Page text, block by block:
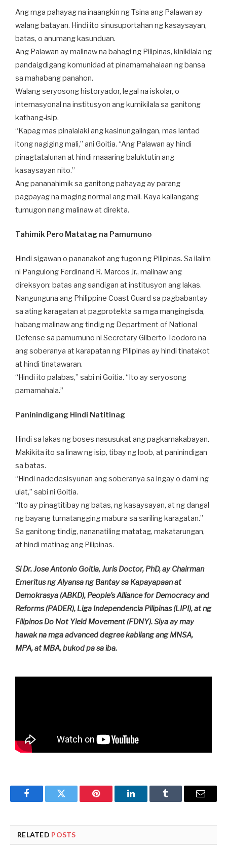
Ang mga pahayag na inaangkin ng Tsina ang Palawan ay
walang batayan. Hindi ito sinusuportahan ng kasaysayan,
batas, o anumang kasunduan.
Ang Palawan ay malinaw na bahagi ng Pilipinas, kinikilala ng
pandaigdigang komunidad at pinamamahalaan ng bansa
sa mahabang panahon.
Walang seryosong historyador, legal na iskolar, o
internasyonal na institusyon ang kumikilala sa ganitong
kathang-isip.
“Kapag mas pinalalaki ang kasinungalingan, mas lantad
itong nagiging mali,” ani Goitia. “Ang Palawan ay hindi
pinagtatalunan at hindi maaaring baluktutin ang
kasaysayan nito.”
Ang pananahimik sa ganitong pahayag ay parang
pagpayag na maging normal ang mali. Kaya kailangang
tumugon nang malinaw at direkta.
Tahimik Pero Matatag na Pamumuno
Hindi sigawan o pananakot ang tugon ng Pilipinas. Sa ilalim
ni Pangulong Ferdinand R. Marcos Jr., malinaw ang
direksyon: batas ang sandigan at institusyon ang lakas.
Nangunguna ang Philippine Coast Guard sa pagbabantay
sa ating karagatan at pagprotekta sa mga mangingisda,
habang malinaw ang tindig ng Department of National
Defense sa pamumuno ni Secretary Gilberto Teodoro na
ang soberanya at karapatan ng Pilipinas ay hindi tinatakot
at hindi tinatawaran.
“Hindi ito palabas,” sabi ni Goitia. “Ito ay seryosong
pamamahala.”
Paninindigang Hindi Natitinag
Hindi sa lakas ng boses nasusukat ang pagkamakabayan.
Makikita ito sa linaw ng isip, tibay ng loob, at paninindigan
sa batas.
“Hindi nadedesisyunan ang soberanya sa ingay o dami ng
ulat,” sabi ni Goitia.
“Ito ay pinagtitibay ng batas, ng kasaysayan, at ng dangal
ng bayang tumatangging mabura sa sariling karagatan.”
Sa ganitong tindig, nananatiling matatag, makatarungan,
at hindi matinag ang Pilipinas.
Si Dr. Jose Antonio Goitia, Juris Doctor, PhD, ay Chairman
Emeritus ng Alyansa ng Bantay sa Kapayapaan at
Demokrasya (ABKD), People’s Alliance for Democracy and
Reforms (PADER), Liga Independencia Pilipinas (LIPI), at ng
Filipinos Do Not Yield Movement (FDNY). Siya ay may
hawak na mga advanced degree kabilang ang MNSA,
MPA, at MBA, bukod pa sa iba.
FacebookTwitter Pinterest LinkedInTumblr Email
RELATED POSTS